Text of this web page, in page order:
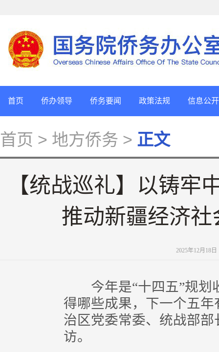
首页 侨办领导 侨务要闻 政策法规 信息公开
首页 > 地方侨务 > 正文
【统战巡礼】以铸牢
推动新疆经济
2025年12月18
今年是“十四五”规划
得哪些成果，下一个五
治区党委常委、统战部
访。